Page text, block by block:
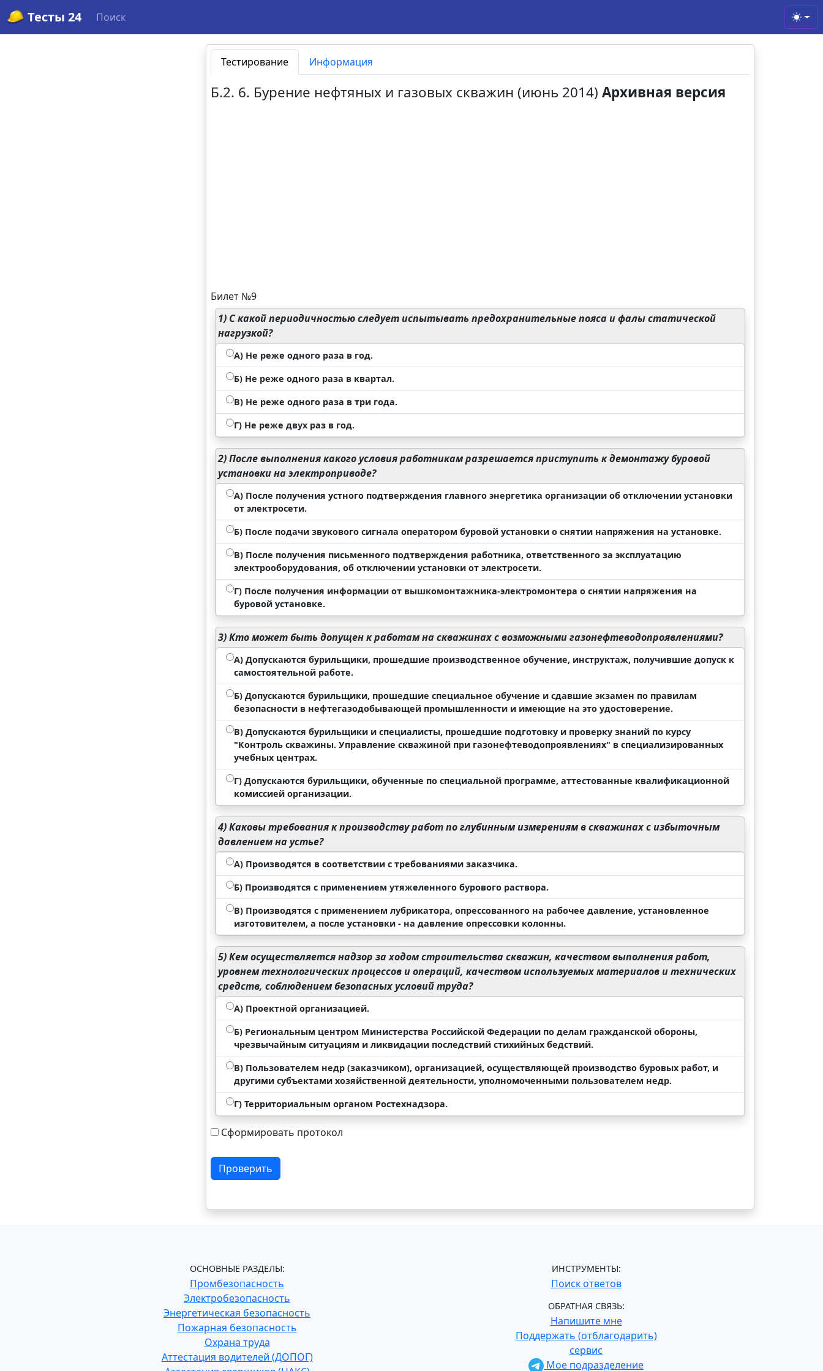
Тесты 24 Поиск
Тестирование Информация
Б.2. 6. Бурение нефтяных и газовых скважин (июнь 2014) Архивная версия
Билет №9
1) С какой периодичностью следует испытывать предохранительные пояса и фалы статической
нагрузкой?
А) Не реже одного раза в год.
Б) Не реже одного раза в квартал.
В) Не реже одного раза в три года.
Г) Не реже двух раз в год.
2)После выполнения какого условия работникам разрешается приступить к демонтажу буровой
установки на электроприводе?
А) После получения устного подтверждения главного энергетика организации об отключении установки
от электросети.
Б) После подачи звукового сигнала оператором буровой установки о снятии напряжения на установке.
В) После получения письменного подтверждения работника, ответственного за эксплуатацию
электрооборудования, об отключении установки от электросети.
Г) После получения информации от вышкомонтажника-электромонтера о снятии напряжения на
буровой установке.
3)Кто может быть допущен к работам на скважинах с возможными газонефтеводопроявлениями?
А) Допускаются бурильщики, прошедшие производственное обучение, инструктаж, получившие допуск к
самостоятельной работе.
Б) Допускаются бурильщики, прошедшие специальное обучение и сдавшие экзамен по правилам
безопасности в нефтегазодобывающей промышленности и имеющие на это удостоверение.
В) Допускаются бурильщики и специалисты, прошедшие подготовку и проверку знаний по курсу
"Контроль скважины. Управление скважиной при газонефтеводопроявлениях" в специализированных
учебных центрах.
Г) Допускаются бурильщики, обученные по специальной программе, аттестованные квалификационной
комиссией организации.
4)Каковы требования к производству работ по глубинным измерениям в скважинах с избыточным
давлением на устье?
А) Производятся в соответствии с требованиями заказчика.
Б) Производятся с применением утяжеленного бурового раствора.
В) Производятся с применением лубрикатора, опрессованного на рабочее давление, установленное
изготовителем, а после установки - на давление опрессовки колонны.
5)Кем осуществляется надзор за ходом строительства скважин, качеством выполнения работ,
уровнем технологических процессов и операций, качеством используемых материалов и технических
средств, соблюдением безопасных условий труда?
А) Проектной организацией.
Б) Региональным центром Министерства Российской Федерации по делам гражданской обороны,
чрезвычайным ситуациям и ликвидации последствий стихийных бедствий.
В) Пользователем недр (заказчиком), организацией, осуществляющей производство буровых работ, и
другими субъектами хозяйственной деятельности, уполномоченными пользователем недр.
Г) Территориальным органом Ростехнадзора.
Сформировать протокол
Проверить
ОСНОВНЫЕ РАЗДЕЛЫ:
Промбезопасность
Электробезопасность
Энергетическая безопасность
Пожарная безопасность
Охрана труда
Аттестация водителей (ДОПОГ)
ИНСТРУМЕНТЫ:
Поиск ответов
ОБРАТНАЯ СВЯЗЬ:
Напишите мне
Поддержать (отблагодарить)
сервис
Мое подразделение